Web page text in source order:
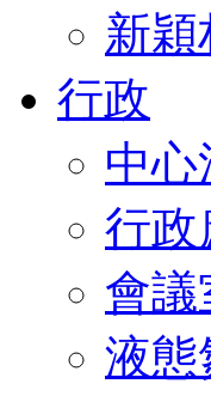
新
行政
中心
行政
會議
液態